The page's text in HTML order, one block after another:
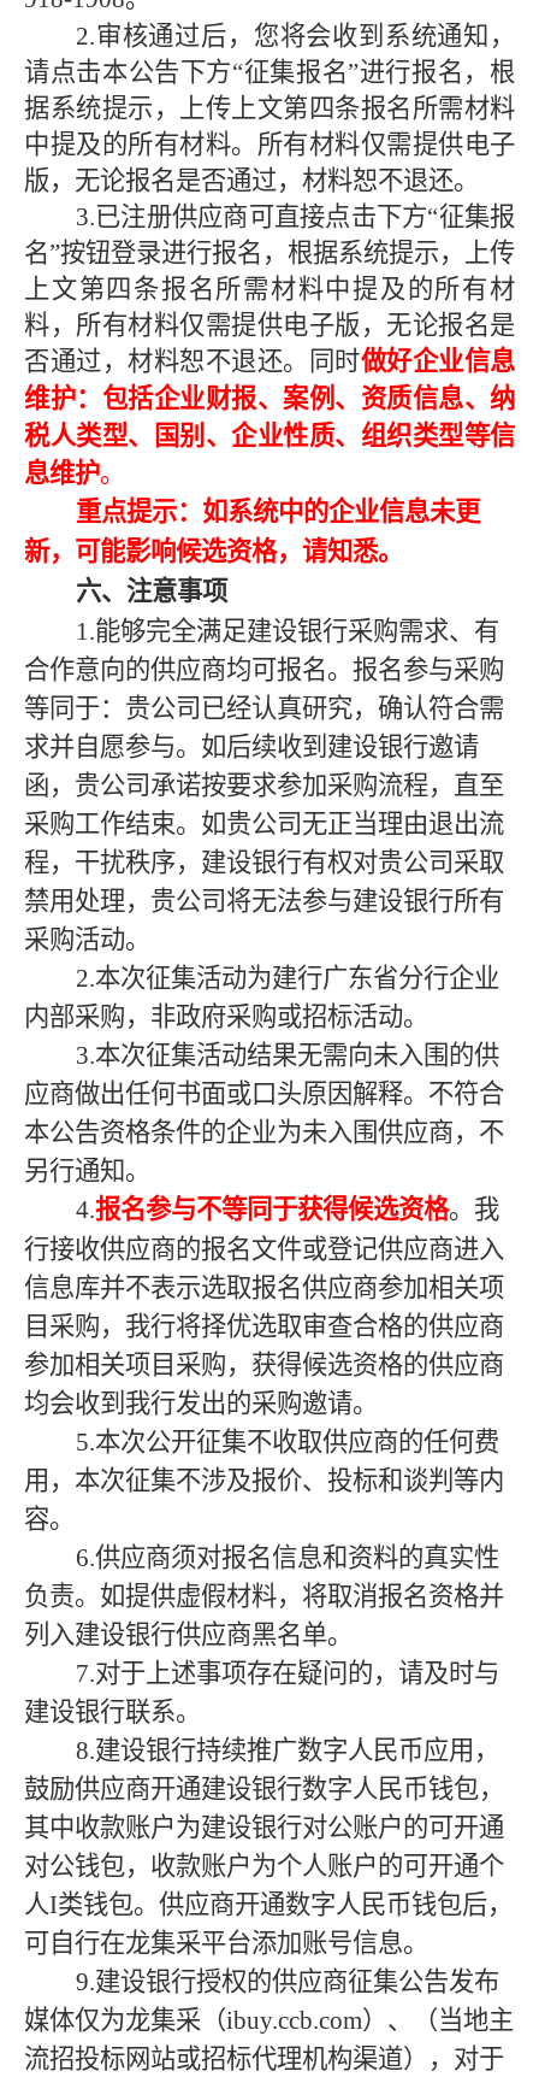
2.审核通过后，您将会收到系统通知，
请点击本公告下方“征集报名”进行报名，根
据系统提示，上传上文第四条报名所需材料
中提及的所有材料。所有材料仅需提供电子
版，无论报名是否通过，材料恕不退还。
3.已注册供应商可直接点击下方“征集报
名”按钮登录进行报名，根据系统提示，上传
上文第四条报名所需材料中提及的所有材
料，所有材料仅需提供电子版，无论报名是
否通过，材料恕不退还。同时做好企业信息
维护：包括企业财报、案例、资质信息、纳
税人类型、国别、企业性质、组织类型等信
息维护。
重点提示：如系统中的企业信息未更
新，可能影响候选资格，请知悉。
六、注意事项
1.能够完全满足建设银行采购需求、有
合作意向的供应商均可报名。报名参与采购
等同于：贵公司已经认真研究，确认符合需
求并自愿参与。如后续收到建设银行邀请
函，贵公司承诺按要求参加采购流程，直至
采购工作结束。如贵公司无正当理由退出流
程，干扰秩序，建设银行有权对贵公司采取
禁用处理，贵公司将无法参与建设银行所有
采购活动。
2.本次征集活动为建行广东省分行企业
内部采购，非政府采购或招标活动。
3.本次征集活动结果无需向未入围的供
应商做出任何书面或口头原因解释。不符合
本公告资格条件的企业为未入围供应商，不
另行通知。
4.报名参与不等同于获得候选资格。我
行接收供应商的报名文件或登记供应商进入
信息库并不表示选取报名供应商参加相关项
目采购，我行将择优选取审查合格的供应商
参加相关项目采购，获得候选资格的供应商
均会收到我行发出的采购邀请。
5.本次公开征集不收取供应商的任何费
用，本次征集不涉及报价、投标和谈判等内
容。
6.供应商须对报名信息和资料的真实性
负责。如提供虚假材料，将取消报名资格并
列入建设银行供应商黑名单。
7.对于上述事项存在疑问的，请及时与
建设银行联系。
8.建设银行持续推广数字人民币应用，
鼓励供应商开通建设银行数字人民币钱包，
其中收款账户为建设银行对公账户的可开通
对公钱包，收款账户为个人账户的可开通个
人I类钱包。供应商开通数字人民币钱包后，
可自行在龙集采平台添加账号信息。
9.建设银行授权的供应商征集公告发布
媒体仅为龙集采（ibuy.ccb.com）、（当地主
流招投标网站或招标代理机构渠道），对于